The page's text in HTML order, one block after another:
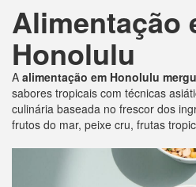
Alimentação
Honolulu
A alimentação em Honolulu
sabores tropicais com técnicas
culinária baseada no frescor dos
frutos do mar, peixe cru, frutas